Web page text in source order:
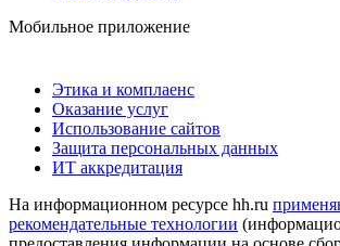
Мобильное приложение
Этика и комплаенс
Оказание услуг
Использование сайтов
Защита персональных данных
ИТ аккредитация
На информационном ресурсе hh.ru
рекомендательные технологии